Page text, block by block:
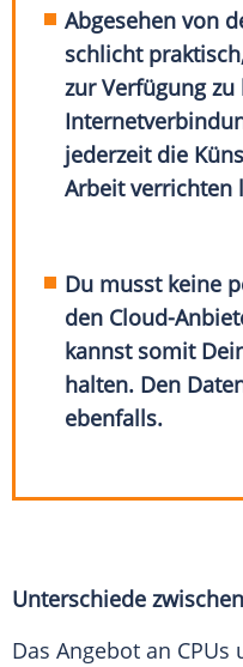
Abgesehen von
schlicht
zur Verfügung
jederzeit die
Arbeit verrichten
Du musst keine
den Cloud-
kannst somit
halten. Den
ebenfalls.
Unterschiede
Das Angebot an